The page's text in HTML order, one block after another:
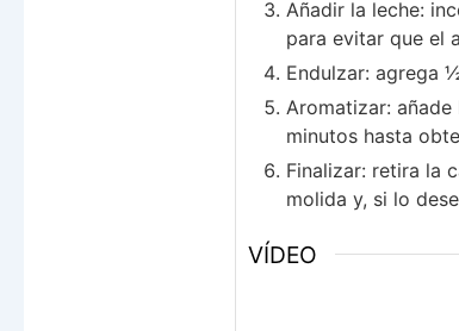
Añadir la leche:
para evitar que el
Endulzar: agrega
Aromatizar:
minutos hasta
Finalizar: retira la
molida y, si lo
VÍDEO